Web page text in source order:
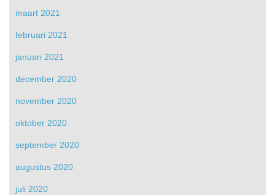
maart 2021
februari 2021
januari 2021
december 2020
november 2020
oktober 2020
september 2020
augustus 2020
juli 2020